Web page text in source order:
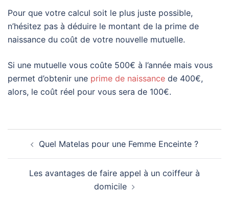
Pour que votre calcul soit le plus juste possible,
n’hésitez pas à déduire le montant de la prime de
naissance du coût de votre nouvelle mutuelle.
Si une mutuelle vous coûte 500€ à l’année mais vous
permet d’obtenir une prime de naissance de 400€,
alors, le coût réel pour vous sera de 100€.
d’articleQuel Matelas pour une Femme Enceinte ?
Les avantages de faire appel à un coiffeur à
domicile